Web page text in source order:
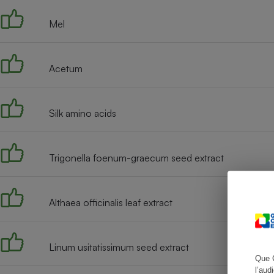
Que
Mel
Acetum
Silk amino acids
Trigonella foenum-graecum seed extract
Althaea officinalis leaf extract
Linum usitatissimum seed extract